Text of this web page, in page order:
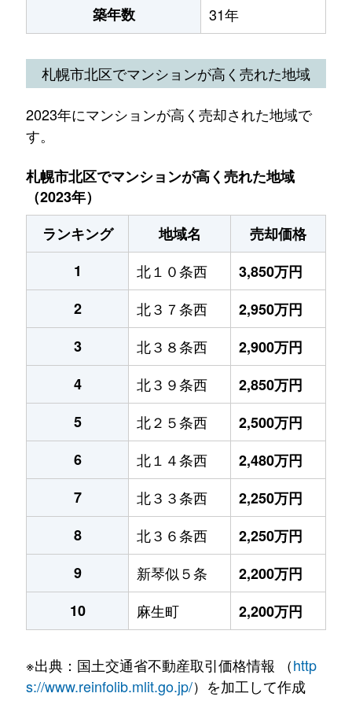
築年数 31年
札幌市北区でマンションが高く売れた地域
2023年にマンションが高く売却された地域で
す。
札幌市北区でマンションが高く売れた地域
（2023年）
ランキング
地域名
売却価格
1
北１０条西
3,850万円
2
北３７条西
2,950万円
3
北３８条西
2,900万円
4
北３９条西
2,850万円
5
北２５条西
2,500万円
6
北１４条西
2,480万円
7
北３３条西
2,250万円
8
北３６条西
2,250万円
9
新琴似５条
2,200万円
10
麻生町 2,200万円
※出典：国土交通省不動産取引価格情報 （http
s://www.reinfolib.mlit.go.jp/）を加工して作成